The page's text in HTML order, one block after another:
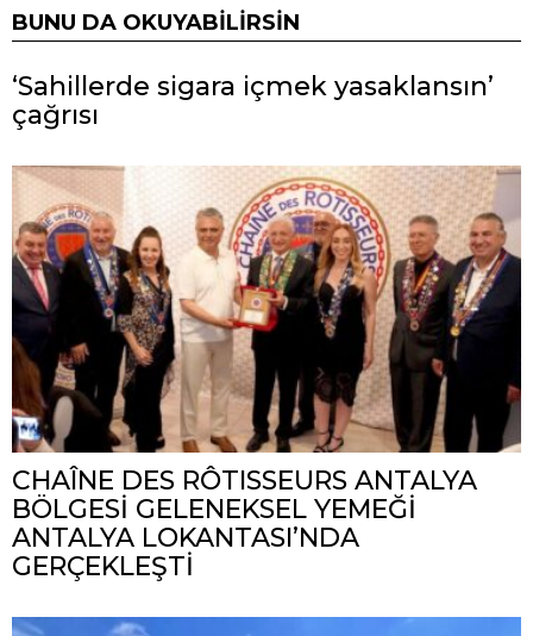
BUNU DA OKUYABILIRSIN
‘Sahillerde sigara içmek yasaklansın’
çağrısı
CHAÎNE DES RÔTISSEURS ANTALYA
BÖLGESİ GELENEKSEL YEMEĞİ
ANTALYA LOKANTASI’NDA
GERÇEKLEŞTİ